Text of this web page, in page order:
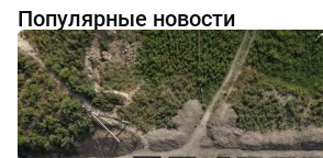
Популярные новости